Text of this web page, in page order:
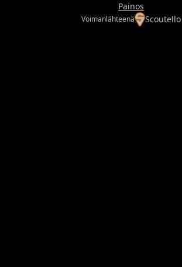
Painos
Voimanlähteenä Scoutello